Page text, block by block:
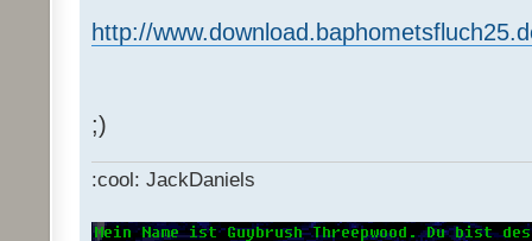
http://
;)
:cool: JackDaniels